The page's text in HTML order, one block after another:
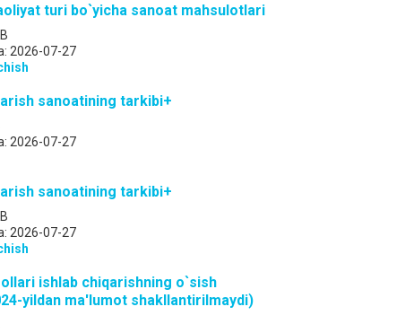
turi bo`yicha sanoat mahsulotlari
2026-07-27
sanoatining tarkibi+
2026-07-27
sanoatining tarkibi+
2026-07-27
ishlab chiqarishning o`sish
yildan ma'lumot shakllantirilmaydi)